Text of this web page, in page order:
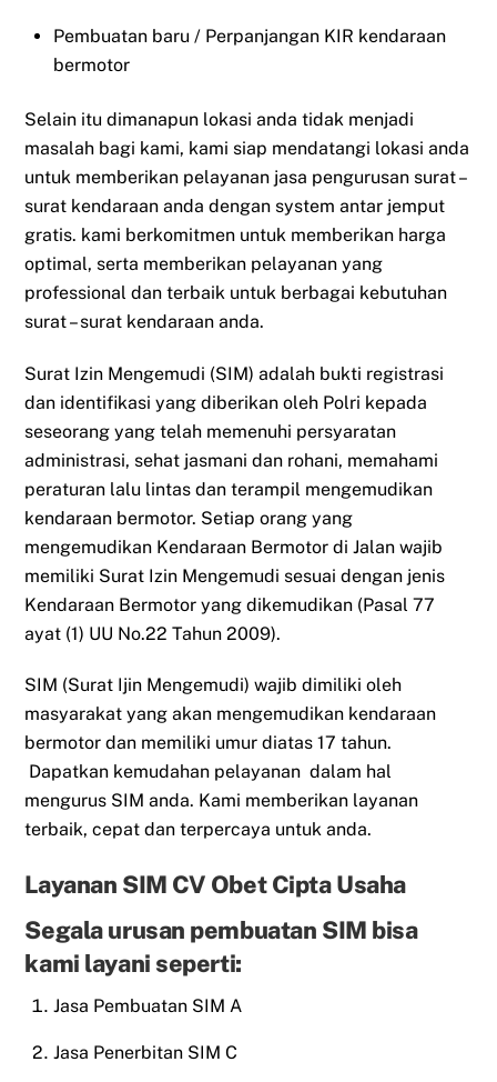
Pembuatan baru / Perpanjangan KIR kendaraan
bermotor
Selain itu dimanapun lokasi anda tidak menjadi
masalah bagi kami, kami siap mendatangi lokasi anda
untuk memberikan pelayanan jasa pengurusan surat –
surat kendaraan anda dengan system antar jemput
gratis. kami berkomitmen untuk memberikan harga
optimal, serta memberikan pelayanan yang
professional dan terbaik untuk berbagai kebutuhan
surat – surat kendaraan anda.
Surat Izin Mengemudi (SIM) adalah bukti registrasi
dan identifikasi yang diberikan oleh Polri kepada
seseorang yang telah memenuhi persyaratan
administrasi, sehat jasmani dan rohani, memahami
peraturan lalu lintas dan terampil mengemudikan
kendaraan bermotor. Setiap orang yang
mengemudikan Kendaraan Bermotor di Jalan wajib
memiliki Surat Izin Mengemudi sesuai dengan jenis
Kendaraan Bermotor yang dikemudikan (Pasal 77
ayat (1) UU No.22 Tahun 2009).
SIM (Surat Ijin Mengemudi) wajib dimiliki oleh
masyarakat yang akan mengemudikan kendaraan
bermotor dan memiliki umur diatas 17 tahun.
Dapatkan kemudahan pelayanan dalam hal
mengurus SIM anda. Kami memberikan layanan
terbaik, cepat dan terpercaya untuk anda.
Layanan SIM CV Obet Cipta Usaha
Segala urusan pembuatan SIM bisa
kami layani seperti:
Jasa Pembuatan SIM A
Jasa Penerbitan SIM C